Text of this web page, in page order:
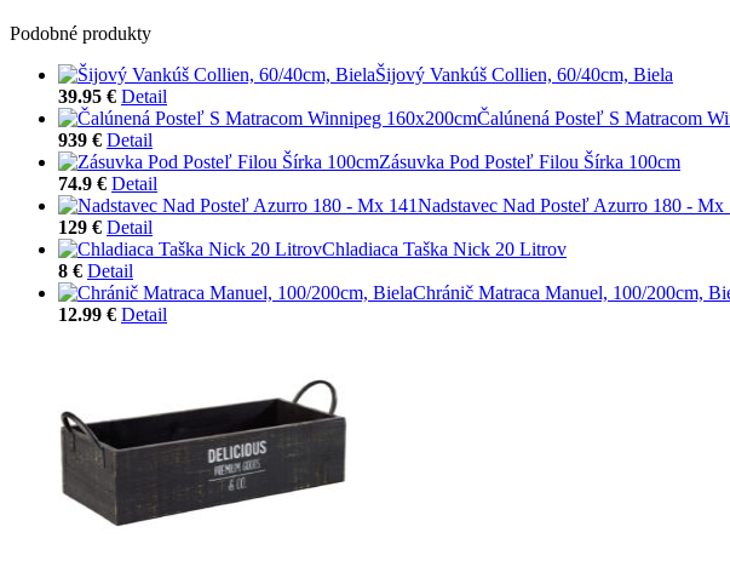
Podobné produkty
Šijový Vankúš Collien, 60/40cm, Biela
39.95 € Detail
Čalúnená Posteľ S Matracom
939 € Detail
Zásuvka Pod Posteľ Filou Šírka 100cm
74.9 € Detail
Nadstavec Nad Posteľ Azurro 180 - Mx
129 € Detail
Chladiaca Taška Nick 20 Litrov
8 € Detail
Chránič Matraca Manuel, 100/200cm,
12.99 € Detail